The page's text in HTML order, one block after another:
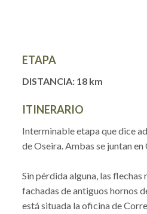
ETAPA
DISTANCIA: 18 km
ITINERARIO
Interminable etapa que dice
de Oseira. Ambas se juntan
Sin pérdida alguna, las
fachadas de antiguos hornos
está situada la oficina de